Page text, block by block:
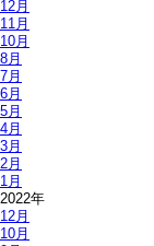
12月
11月
10月
8月
7月
6月
5月
4月
3月
2月
1月
2022年
12月
10月